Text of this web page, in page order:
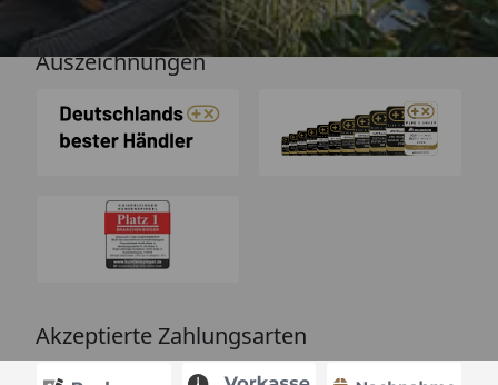
Auszeichnungen
Akzeptierte Zahlungsarten